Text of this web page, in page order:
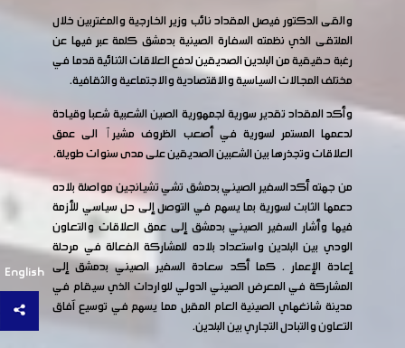
English
والقى الدكتور فيصل المقداد نائب وزير الخارجية والمغتربين خلال
الملتقى الذي نظمته السفارة الصينية بدمشق كلمة عبر فيها عن
رغبة حقيقية من البلدين الصديقين لدفع العلاقات الثنائية قدما في
مختلف المجالات السياسية والاقتصادية والاجتماعية والثقافية.
وأكد المقداد تقدير سورية لجمهورية الصين الشعبية شعبا وقيادة
لدعمها المستمر لسورية في أصعب الظروف مشيرٱ الى عمق
العلاقات وتجذرها بين الشعبين الصديقين على مدى سنوات طويلة.
من جهته أكد السفير الصيني بدمشق تشي تشيانجين مواصلة بلاده
دعمها الثابت لسورية بما يسهم في التوصل إلى حل سياسي للأزمة
فيها وأشار السفير الصيني بدمشق إلى عمق العلاقات والتعاون
الودي بين البلدين واستعداد بلاده للمشاركة الفعالة في مرحلة
إعادة الإعمار . كما أكد سعادة السفير الصيني بدمشق إلى
المشاركة في المعرض الصيني الدولي للواردات الذي سيقام في
مدينة شانغهاي الصينية العام المقبل مما يسهم في توسيع آفاق
التعاون والتبادل التجاري بين البلدين.